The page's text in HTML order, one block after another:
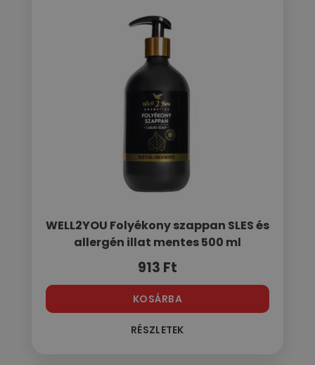
WELL2YOU Folyékony szappan SLES és
allergén illat mentes 500 ml
913 Ft
KOSÁRBA
RÉSZLETEK